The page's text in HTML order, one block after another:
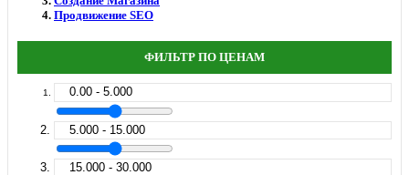
Продвижение SEO
ФИЛЬТР ПО ЦЕНАМ
0.00 - 5.000
5.000 - 15.000
15.000 - 30.000